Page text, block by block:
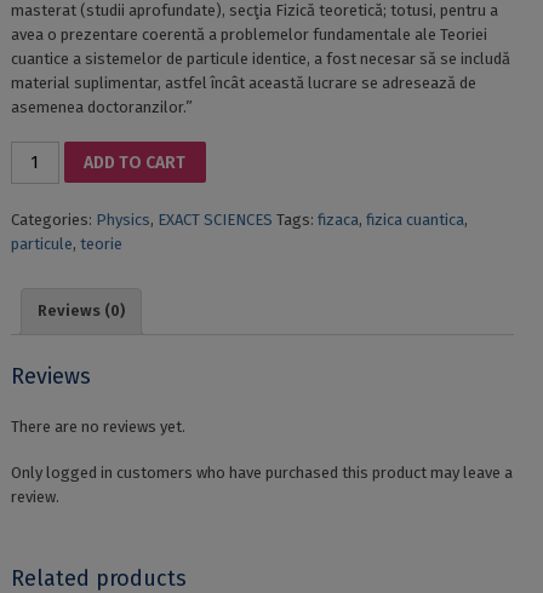
masterat (studii aprofundate), secţia Fizică teoretică; totusi, pentru a
avea o prezentare coerentă a problemelor fundamentale ale Teoriei
cuantice a sistemelor de particule identice, a fost necesar să se includă
material suplimentar, astfel încât această lucrare se adresează de
asemenea doctoranzilor.”
INTRODUCTION
THEORY
OF
SYSTEMS
ADD TO CART
Categories: Physics, EXACT SCIENCES Tags: fizaca, fizica cuantica,
particule, teorie
Reviews (0)
Reviews
There are no reviews yet.
Only logged in customers who have purchased this product may leave a
review.
Related products